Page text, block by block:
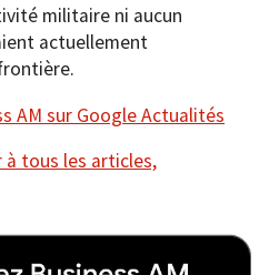
militaire ni aucun
actuellement
AM sur Google Actualités
à tous les articles,